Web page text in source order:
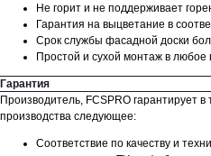
Не горит и не поддерживает
Гарантия на выцветание в
Срок службы фасадной доски
Простой и сухой монтаж в любое
Гарантия
Производитель, FCSPRO гарантирует
производства следующее:
Соответствие по качеству и